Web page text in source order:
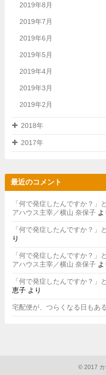
2019年8月
2019年7月
2019年6月
2019年5月
2019年4月
2019年3月
2019年2月
2018年
2017年
最近のコメント
「何で発症したんですか？」
アハウス主宰／横山 奈保子 よ
「何で発症したんですか？」
り
「何で発症したんですか？」
アハウス主宰／横山 奈保子 よ
「何で発症したんですか？」
恵子 より
宅配便が、つらくなる日もあ
© 2017 カ